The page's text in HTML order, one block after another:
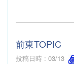
前東TOPIC
投稿日時 : 03/13